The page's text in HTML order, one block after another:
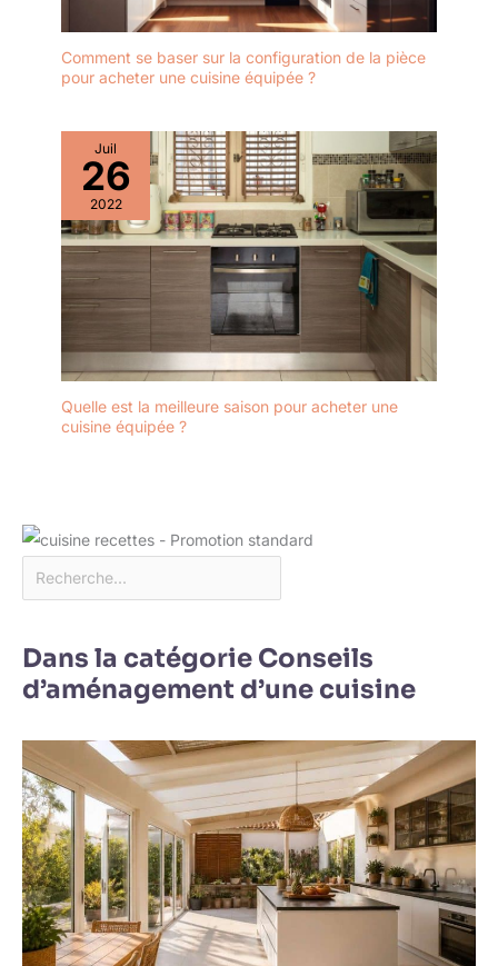
Comment se baser sur la configuration de la pièce
pour acheter une cuisine équipée ?
Juil
26
2022
Quelle est la meilleure saison pour acheter une
cuisine équipée ?
Dans la catégorie Conseils
d’aménagement d’une cuisine